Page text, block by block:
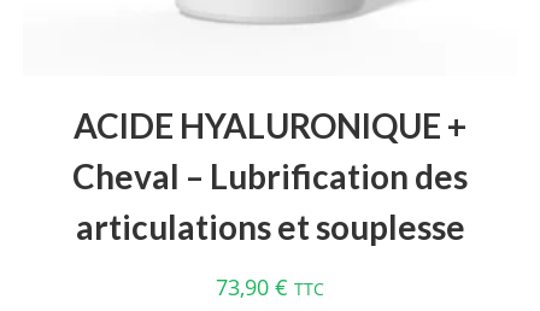
ACIDE HYALURONIQUE +
Cheval – Lubrification des
articulations et souplesse
73,90 € TTC